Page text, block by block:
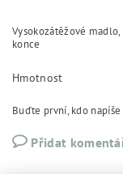
Vysokozátěžové
konce
Hmotnost
Buďte první, kdo
Přidat